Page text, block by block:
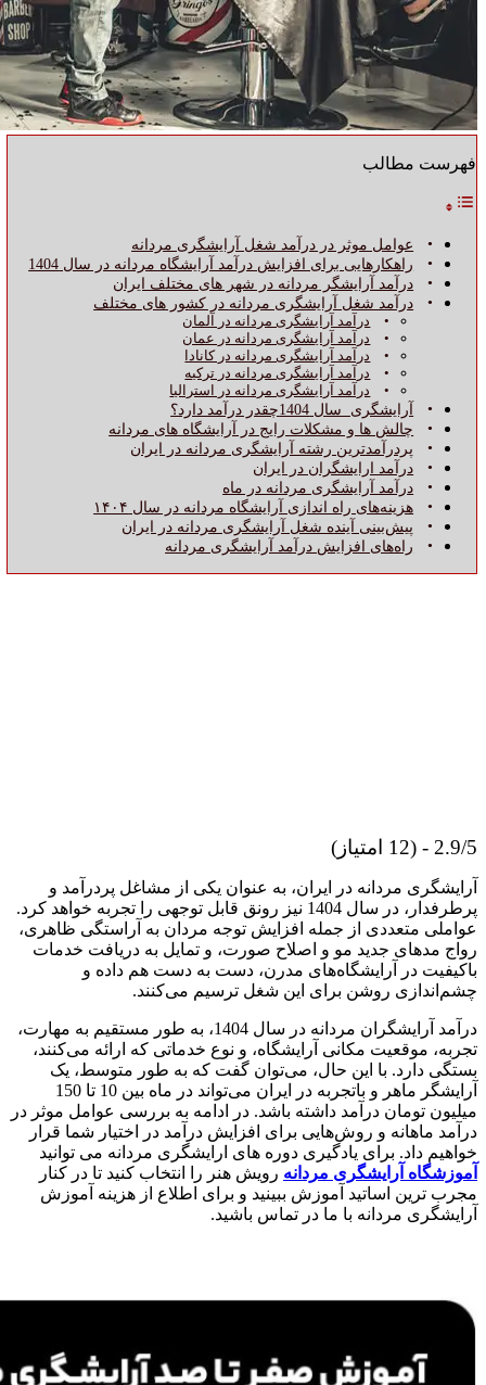
فهرست مطالب
عوامل موثر در درآمد شغل آرایشگری مردانه
راهکارهایی برای افزایش درآمد آرایشگاه مردانه در سال 1404
درآمد آرایشگر مردانه در شهر های مختلف ایران
درآمد شغل آرایشگری مردانه در کشور های مختلف
درآمد آرایشگری مردانه در آلمان
درآمد آرایشگری مردانه در عمان
درآمد آرایشگری مردانه در کانادا
درآمد آرایشگری مردانه در ترکیه
درآمد آرایشگری مردانه در استرالیا
آرایشگری سال 1404چقدر درآمد دارد؟
چالش ها و مشکلات رایج در آرایشگاه های مردانه
پردرآمدترین رشته آرایشگری مردانه در ایران
درآمد ارایشگران در ایران
درآمد آرایشگری مردانه در ماه
هزینه‌های راه‌ اندازی آرایشگاه مردانه در سال ۱۴۰۴
پیش‌بینی آینده شغل آرایشگری مردانه در ایران
راه‌های افزایش درآمد آرایشگری مردانه
2.9/5 - (12 امتیاز)
آرایشگری مردانه در ایران، به عنوان یکی از مشاغل پردرآمد و
پرطرفدار، در سال 1404 نیز رونق قابل توجهی را تجربه خواهد کرد.
عواملی متعددی از جمله افزایش توجه مردان به آراستگی ظاهری،
رواج مدهای جدید مو و اصلاح صورت، و تمایل به دریافت خدمات
باکیفیت در آرایشگاه‌های مدرن، دست به دست هم داده و
چشم‌اندازی روشن برای این شغل ترسیم می‌کنند.
درآمد آرایشگران مردانه در سال 1404، به طور مستقیم به مهارت،
تجربه، موقعیت مکانی آرایشگاه، و نوع خدماتی که ارائه می‌کنند،
بستگی دارد. با این حال، می‌توان گفت که به طور متوسط، یک
آرایشگر ماهر و باتجربه در ایران می‌تواند در ماه بین 10 تا 150
میلیون تومان درآمد داشته باشد. در ادامه به بررسی عوامل موثر در
درآمد ماهانه و روش‌هایی برای افزایش درآمد در اختیار شما قرار
خواهیم داد. برای یادگیری دوره های ارایشگری مردانه می توانید
آموزشگاه آرایشگری مردانه رویش هنر را انتخاب کنید تا در کنار
مجرب ترین اساتید آموزش ببینید و برای اطلاع از هزینه آموزش
آرایشگری مردانه با ما در تماس باشید.